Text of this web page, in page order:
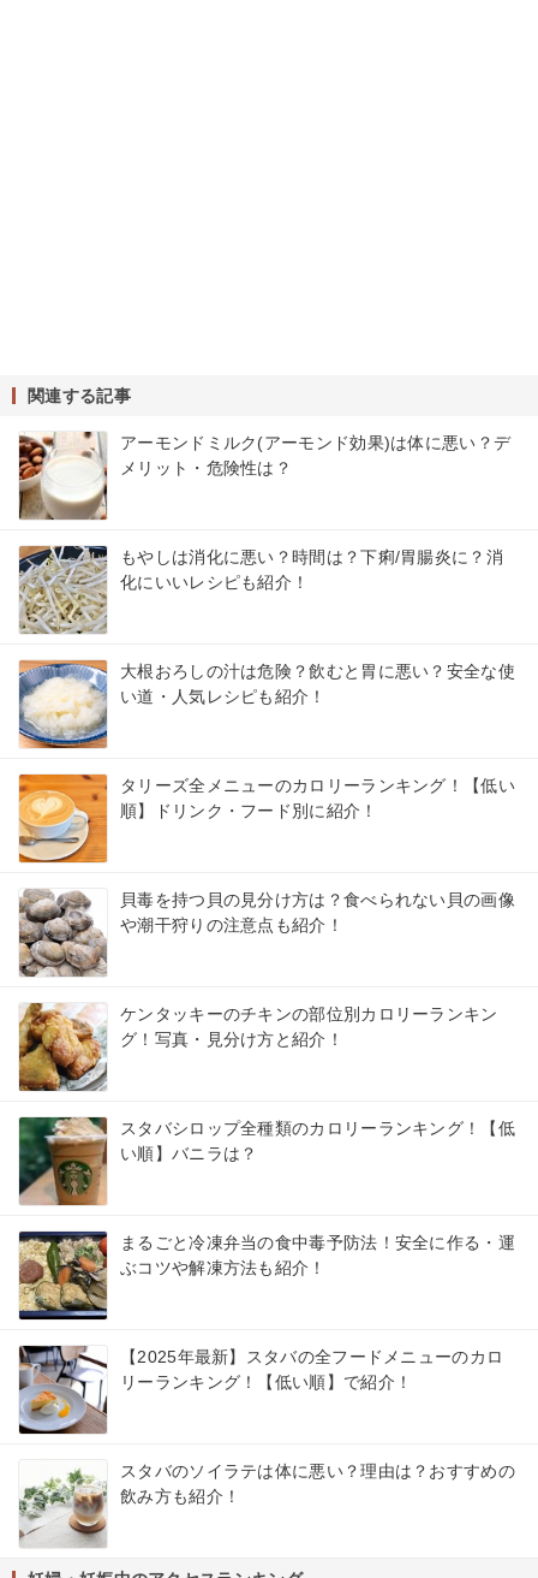
関連する記事
アーモンドミルク(アーモンド効果)は体に悪い？デ
メリット・危険性は？
もやしは消化に悪い？時間は？下痢/胃腸炎に？消
化にいいレシピも紹介！
大根おろしの汁は危険？飲むと胃に悪い？安全な使
い道・人気レシピも紹介！
タリーズ全メニューのカロリーランキング！【低い
順】ドリンク・フード別に紹介！
貝毒を持つ貝の見分け方は？食べられない貝の画像
や潮干狩りの注意点も紹介！
ケンタッキーのチキンの部位別カロリーランキン
グ！写真・見分け方と紹介！
スタバシロップ全種類のカロリーランキング！【低
い順】バニラは？
まるごと冷凍弁当の食中毒予防法！安全に作る・運
ぶコツや解凍方法も紹介！
【2025年最新】スタバの全フードメニューのカロ
リーランキング！【低い順】で紹介！
スタバのソイラテは体に悪い？理由は？おすすめの
飲み方も紹介！